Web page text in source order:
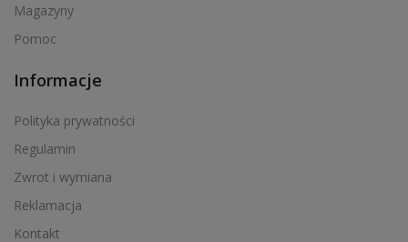
Magazyny
Pomoc
Informacje
Polityka prywatności
Regulamin
Zwrot i wymiana
Reklamacja
Kontakt